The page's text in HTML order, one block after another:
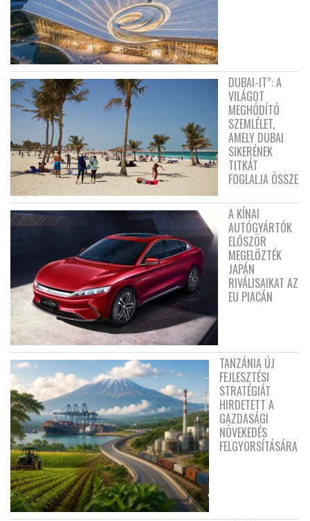
DUBAI-IT”: A
VILÁGOT
MEGHÓDÍTÓ
SZEMLÉLET,
AMELY DUBAI
SIKERÉNEK
TITKÁT
FOGLALJA ÖSSZE
A KÍNAI
AUTÓGYÁRTÓK
ELŐSZÖR
MEGELŐZTÉK
JAPÁN
RIVÁLISAIKAT AZ
EU PIACÁN
TANZÁNIA ÚJ
FEJLESZTÉSI
STRATÉGIÁT
HIRDETETT A
GAZDASÁGI
NÖVEKEDÉS
FELGYORSÍTÁSÁRA